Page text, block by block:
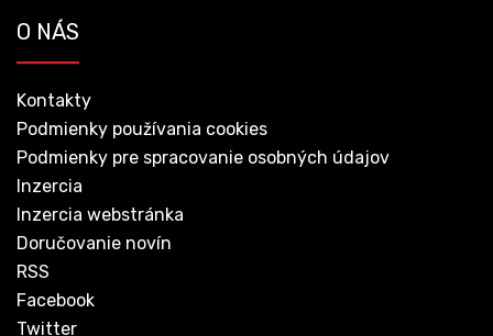
O NÁS
Kontakty
Podmienky používania cookies
Podmienky pre spracovanie osobných údajov
Inzercia
Inzercia webstránka
Doručovanie novín
RSS
Facebook
Twitter